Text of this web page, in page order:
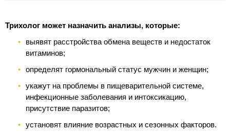
Трихолог может назначить анализы, которые:
выявят расстройства обмена веществ и недостаток
витаминов;
определят гормональный статус мужчин и женщин;
укажут на проблемы в пищеварительной системе,
инфекционные заболевания и интоксикацию,
присутствие паразитов;
установят влияние возрастных и сезонных факторов.